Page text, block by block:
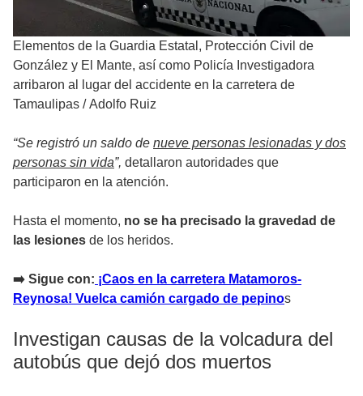
Elementos de la Guardia Estatal, Protección Civil de
González y El Mante, así como Policía Investigadora
arribaron al lugar del accidente en la carretera de
Tamaulipas /Adolfo Ruiz
“Se registró un saldo de nueve personas lesionadas y dos
personas sin vida”, detallaron autoridades que
participaron en la atención.
Hasta el momento, no se ha precisado la gravedad de
las lesiones de los heridos.
➡️ Sigue con: ¡Caos en la carretera Matamoros-
Reynosa! Vuelca camión cargado de pepinos
Investigan causas de la volcadura del
autobús que dejó dos muertos